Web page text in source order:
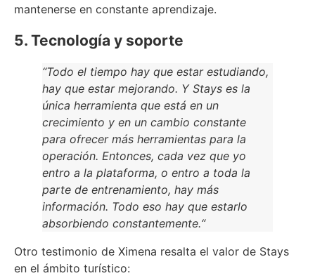
mantenerse en constante aprendizaje.
5. Tecnología y soporte
“Todo el tiempo hay que estar estudiando,
hay que estar mejorando. Y Stays es la
única herramienta que está en un
crecimiento y en un cambio constante
para ofrecer más herramientas para la
operación. Entonces, cada vez que yo
entro a la plataforma, o entro a toda la
parte de entrenamiento, hay más
información. Todo eso hay que estarlo
absorbiendo constantemente.“
Otro testimonio de Ximena resalta el valor de Stays
en el ámbito turístico: